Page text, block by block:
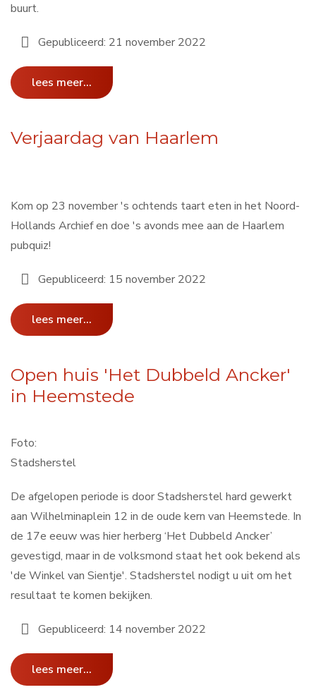
buurt.
Gepubliceerd: 21 november 2022
lees meer...
Verjaardag van Haarlem
Kom op 23 november 's ochtends taart eten in het Noord-
Hollands Archief en doe 's avonds mee aan de Haarlem
pubquiz!
Gepubliceerd: 15 november 2022
lees meer...
Open huis 'Het Dubbeld Ancker'
in Heemstede
Foto:
Stadsherstel
De afgelopen periode is door Stadsherstel hard gewerkt
aan Wilhelminaplein 12 in de oude kern van Heemstede. In
de 17e eeuw was hier herberg ‘Het Dubbeld Ancker’
gevestigd, maar in de volksmond staat het ook bekend als
'de Winkel van Sientje'. Stadsherstel nodigt u uit om het
resultaat te komen bekijken.
Gepubliceerd: 14 november 2022
lees meer...